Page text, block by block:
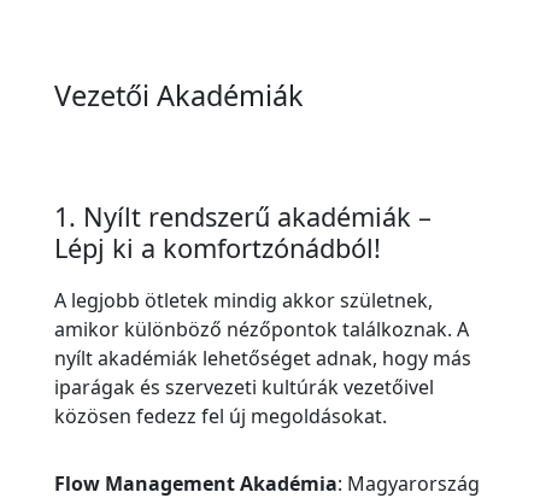
Vezetői Akadémiák
1. Nyílt rendszerű akadémiák –
Lépj ki a komfortzónádból!
A legjobb ötletek mindig akkor születnek,
amikor különböző nézőpontok találkoznak. A
nyílt akadémiák lehetőséget adnak, hogy más
iparágak és szervezeti kultúrák vezetőivel
közösen fedezz fel új megoldásokat.
Flow Management Akadémia: Magyarország